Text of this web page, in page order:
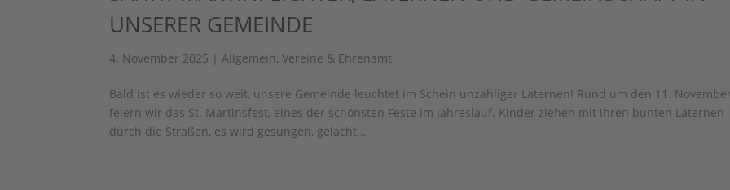
UNSERER GEMEINDE
4. November 2025 | Allgemein,Vereine & Ehrenamt
Bald ist es wieder so weit, unsere Gemeinde leuchtet im Schein unzähliger Laternen! Rund um den 11.
feiern wir das St. Martinsfest, eines der schönsten Feste im Jahreslauf. Kinder ziehen mit ihren bunten Laternen
durch die Straßen, es wird gesungen, gelacht...